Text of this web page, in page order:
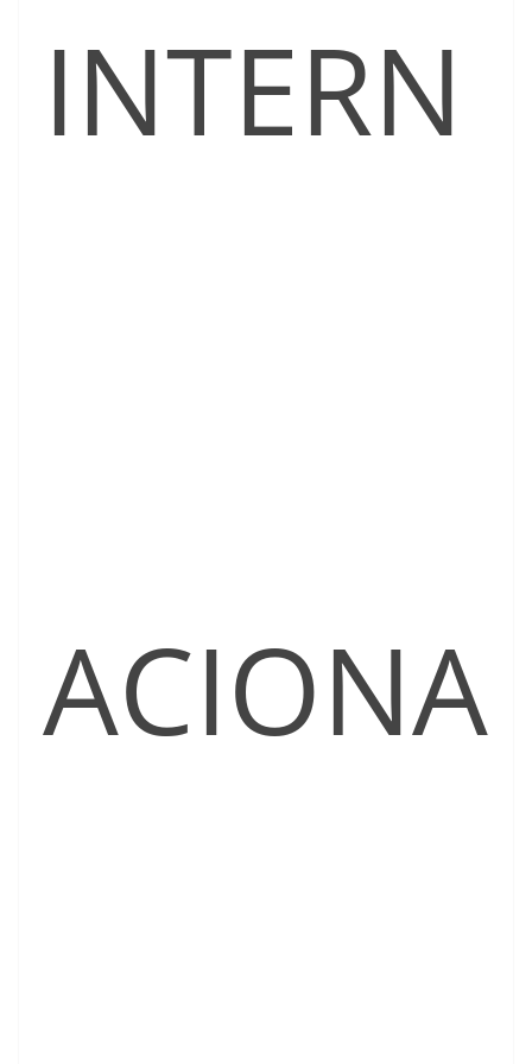
INTERN
ACIONA